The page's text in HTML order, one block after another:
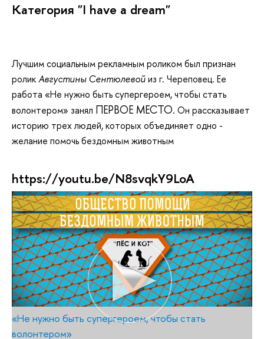
Категория "I have a dream"
Лучшим социальным рекламным роликом был признан
роликАвгустины Сентюлевойиз г. Череповец. Ее
работа «Не нужно быть супергероем, чтобы стать
волонтером» занял ПЕРВОЕ МЕСТО. Он рассказывает
историю трех людей, которых объединяет одно -
желание помочь бездомным животным
https://youtu.be/N8svqkY9LoA
«Не нужно быть супергероем, чтобы стать
волонтером»